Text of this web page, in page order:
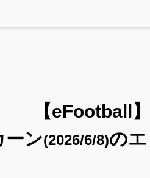
【eFootball】
ーン(2026/6/8)の